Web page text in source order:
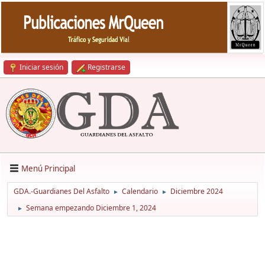
Iniciar sesión Registrarse
Menú Principal
GDA.-Guardianes Del Asfalto ► Calendario ► Diciembre 2024
► Semana empezando Diciembre 1, 2024